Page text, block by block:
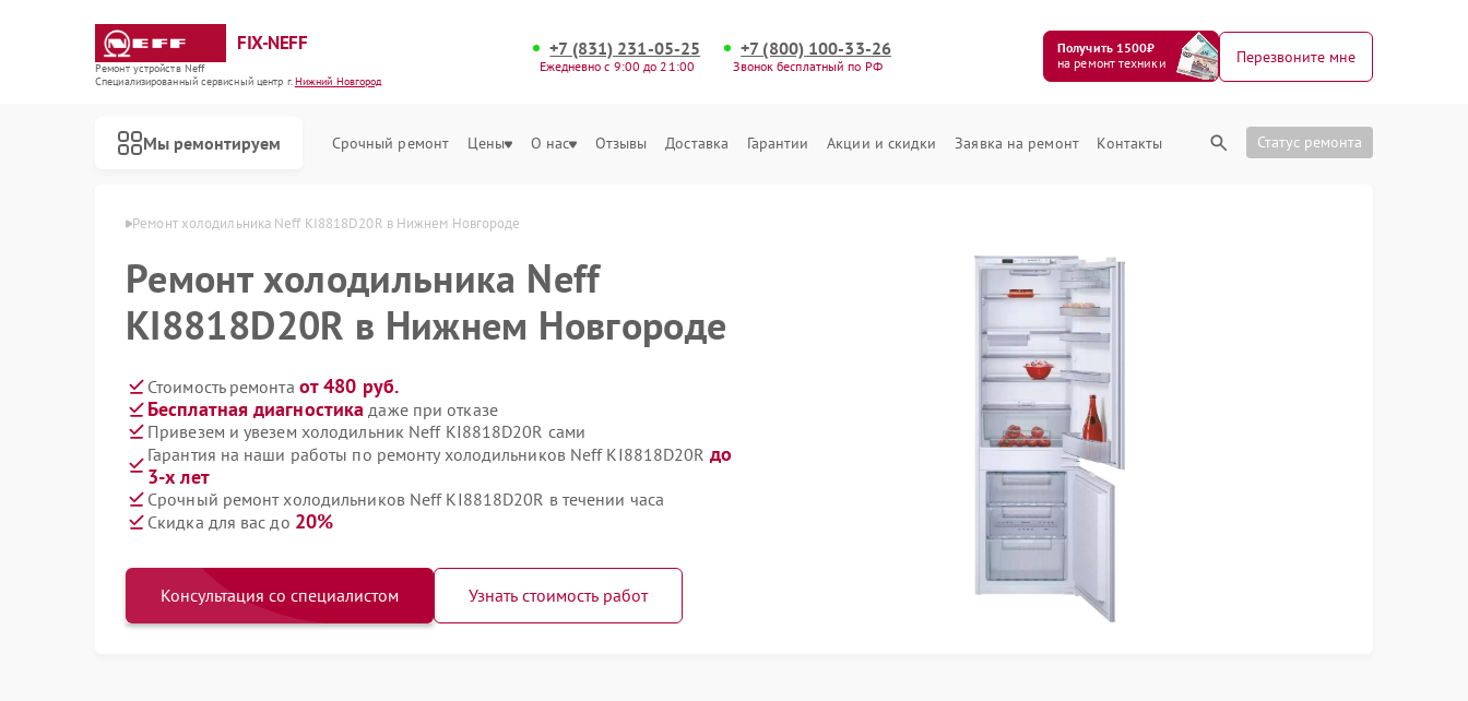
FIX-NEFF
Ремонт устройств Neff
Специализированный cервисный центр г.Нижний Новгород
+7 (831) 231-05-25
Ежедневно с 9:00 до 21:00
+7 (800) 100-33-26
Звонок бесплатный по РФ
Получить 1500₽
на ремонт техники
Перезвоните мне
Мы ремонтируем Срочный ремонт Цены О нас Отзывы Доставка Гарантии Акции и скидки Заявка на ремонт Контакты Статус ремонта
Нижнем Новгороде Ремонт холодильника Neff KI8818D20R в Нижнем Новгороде
Ремонт холодильника Neff
KI8818D20R в Нижнем Новгороде
Стоимость ремонта от 480 руб.
Бесплатная диагностика даже при отказе
Привезем и увезем холодильник Neff KI8818D20R сами
Гарантия на наши работы по ремонту холодильников Neff KI8818D20R до
3-х лет
Срочный ремонт холодильников Neff KI8818D20R в течении часа
Скидка для вас до 20%
Консультация со специалистом Узнать стоимость работ